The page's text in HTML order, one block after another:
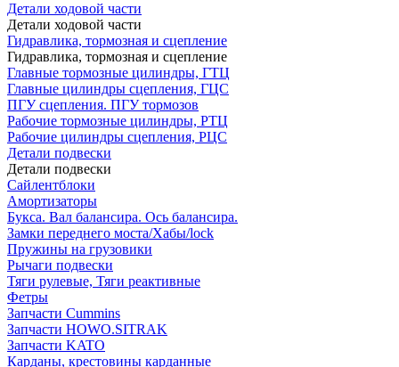
Детали ходовой части
Детали ходовой части
Гидравлика, тормозная и сцепление
Гидравлика, тормозная и сцепление
Главные тормозные цилиндры, ГТЦ
Главные цилиндры сцепления, ГЦС
ПГУ сцепления. ПГУ тормозов
Рабочие тормозные цилиндры, РТЦ
Рабочие цилиндры сцепления, РЦС
Детали подвески
Детали подвески
Cайлентблоки
Амортизаторы
Букса. Вал балансира. Ось балансира.
Замки переднего моста/Хабы/lock
Пружины на грузовики
Рычаги подвески
Тяги рулевые, Тяги реактивные
Фетры
Запчасти Cummins
Запчасти HOWO.SITRAK
Запчасти KATO
Карданы, крестовины карданные